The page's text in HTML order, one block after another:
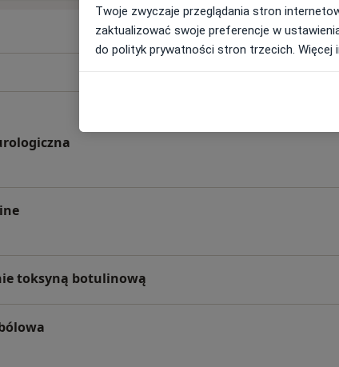
toksyną botulinową
Twoje zwyczaje przeglądania stron
zaktualizować swoje preferencje w
do polityk prywatności stron trzecich. Więcej